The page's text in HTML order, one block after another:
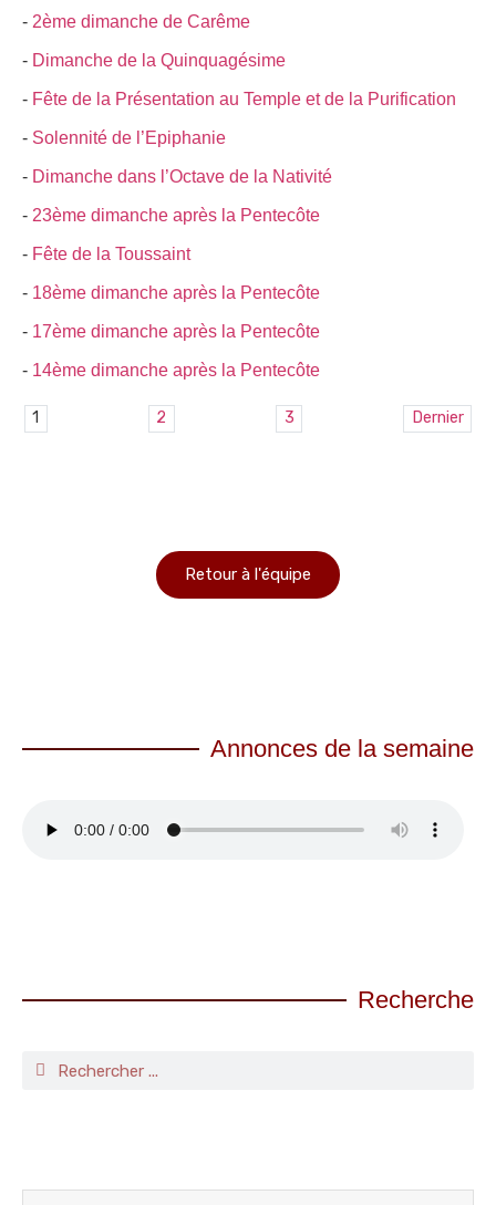
- 2ème dimanche de Carême
- Dimanche de la Quinquagésime
- Fête de la Présentation au Temple et de la Purification
- Solennité de l’Epiphanie
- Dimanche dans l’Octave de la Nativité
- 23ème dimanche après la Pentecôte
- Fête de la Toussaint
- 18ème dimanche après la Pentecôte
- 17ème dimanche après la Pentecôte
- 14ème dimanche après la Pentecôte
1 2 3 Dernier
Retour à l'équipe
Annonces de la semaine
Recherche